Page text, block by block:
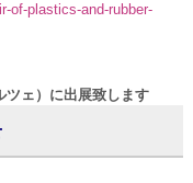
of-plastics-and-rubber-
ェ）に出展致します